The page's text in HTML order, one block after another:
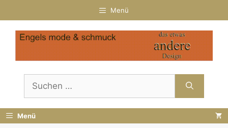
Inhalt
springen
Menü
nach:
Menü